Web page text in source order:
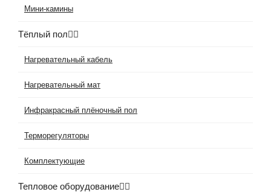
Мини-камины
Тёплый пол
Нагревательный кабель
Нагревательный мат
Инфракрасный плёночный пол
Терморегуляторы
Комплектующие
Тепловое оборудование